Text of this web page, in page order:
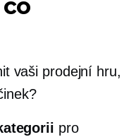
vaši prodejní hru,
pro